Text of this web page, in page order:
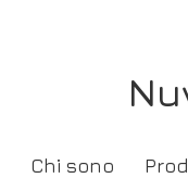
Chi sono